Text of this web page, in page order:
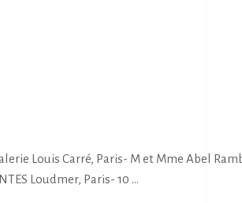
Louis Carré, Paris- M et Mme Abel
Loudmer, Paris- 10